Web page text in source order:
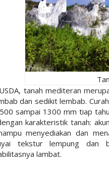
tanah mediteran
dan sedikit lembab.
sampai 1300 mm tiap
karakteristik tanah:
menyediakan dan
tekstur lempung dan
lambat.